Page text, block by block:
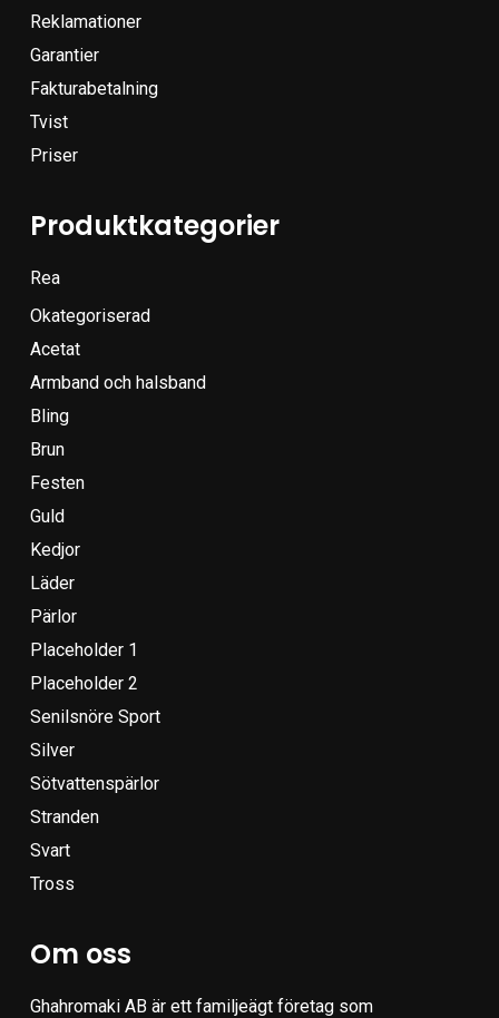
Reklamationer
Garantier
Fakturabetalning
Tvist
Priser
Produktkategorier
Rea
Okategoriserad
Acetat
Armband och halsband
Bling
Brun
Festen
Guld
Kedjor
Läder
Pärlor
Placeholder 1
Placeholder 2
Senilsnöre Sport
Silver
Sötvattenspärlor
Stranden
Svart
Tross
Om oss
Ghahromaki AB är ett familjeägt företag som